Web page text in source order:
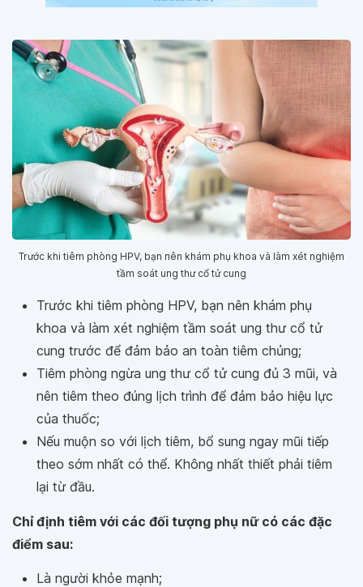
Trước khi tiêm phòng HPV, bạn nên khám phụ khoa và làm xét nghiệm
tầm soát ung thư cổ tử cung
Trước khi tiêm phòng HPV, bạn nên khám phụ
khoa và làm xét nghiệm tầm soát ung thư cổ tử
cung trước để đảm bảo an toàn tiêm chủng;
Tiêm phòng ngừa ung thư cổ tử cung đủ 3 mũi, và
nên tiêm theo đúng lịch trình để đảm bảo hiệu lực
của thuốc;
Nếu muộn so với lịch tiêm, bổ sung ngay mũi tiếp
theo sớm nhất có thể. Không nhất thiết phải tiêm
lại từ đầu.
Chỉ định tiêm với các đối tượng phụ nữ có các đặc
điểm sau:
Là người khỏe mạnh;